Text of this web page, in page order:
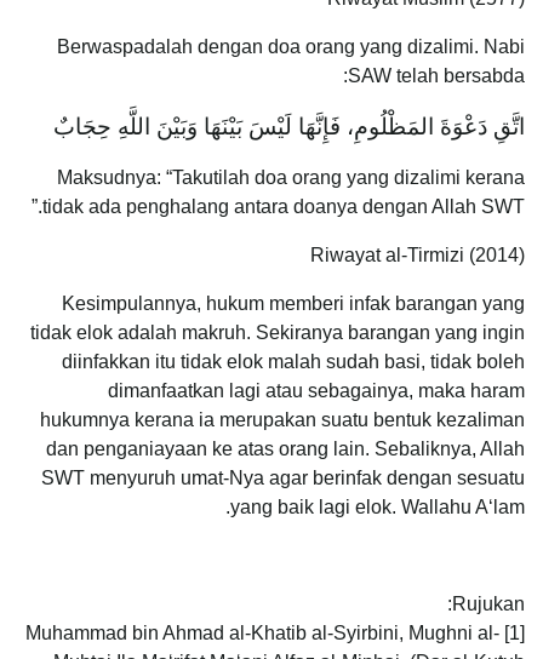
Berwaspadalah dengan doa orang yang dizalimi. Nabi
SAW telah bersabda:
اتَّقِ دَعْوَةَ المَظْلُومِ، فَإِنَّهَا لَيْسَ بَيْنَهَا وَبَيْنَ اللَّهِ حِجَابٌ
Maksudnya: “Takutilah doa orang yang dizalimi kerana
tidak ada penghalang antara doanya dengan Allah SWT.”
Riwayat al-Tirmizi (2014)
Kesimpulannya, hukum memberi infak barangan yang
tidak elok adalah makruh. Sekiranya barangan yang ingin
diinfakkan itu tidak elok malah sudah basi, tidak boleh
dimanfaatkan lagi atau sebagainya, maka haram
hukumnya kerana ia merupakan suatu bentuk kezaliman
dan penganiayaan ke atas orang lain. Sebaliknya, Allah
SWT menyuruh umat-Nya agar berinfak dengan sesuatu
yang baik lagi elok. Wallahu A‘lam.
Rujukan:
[1] Muhammad bin Ahmad al-Khatib al-Syirbini, Mughni al-